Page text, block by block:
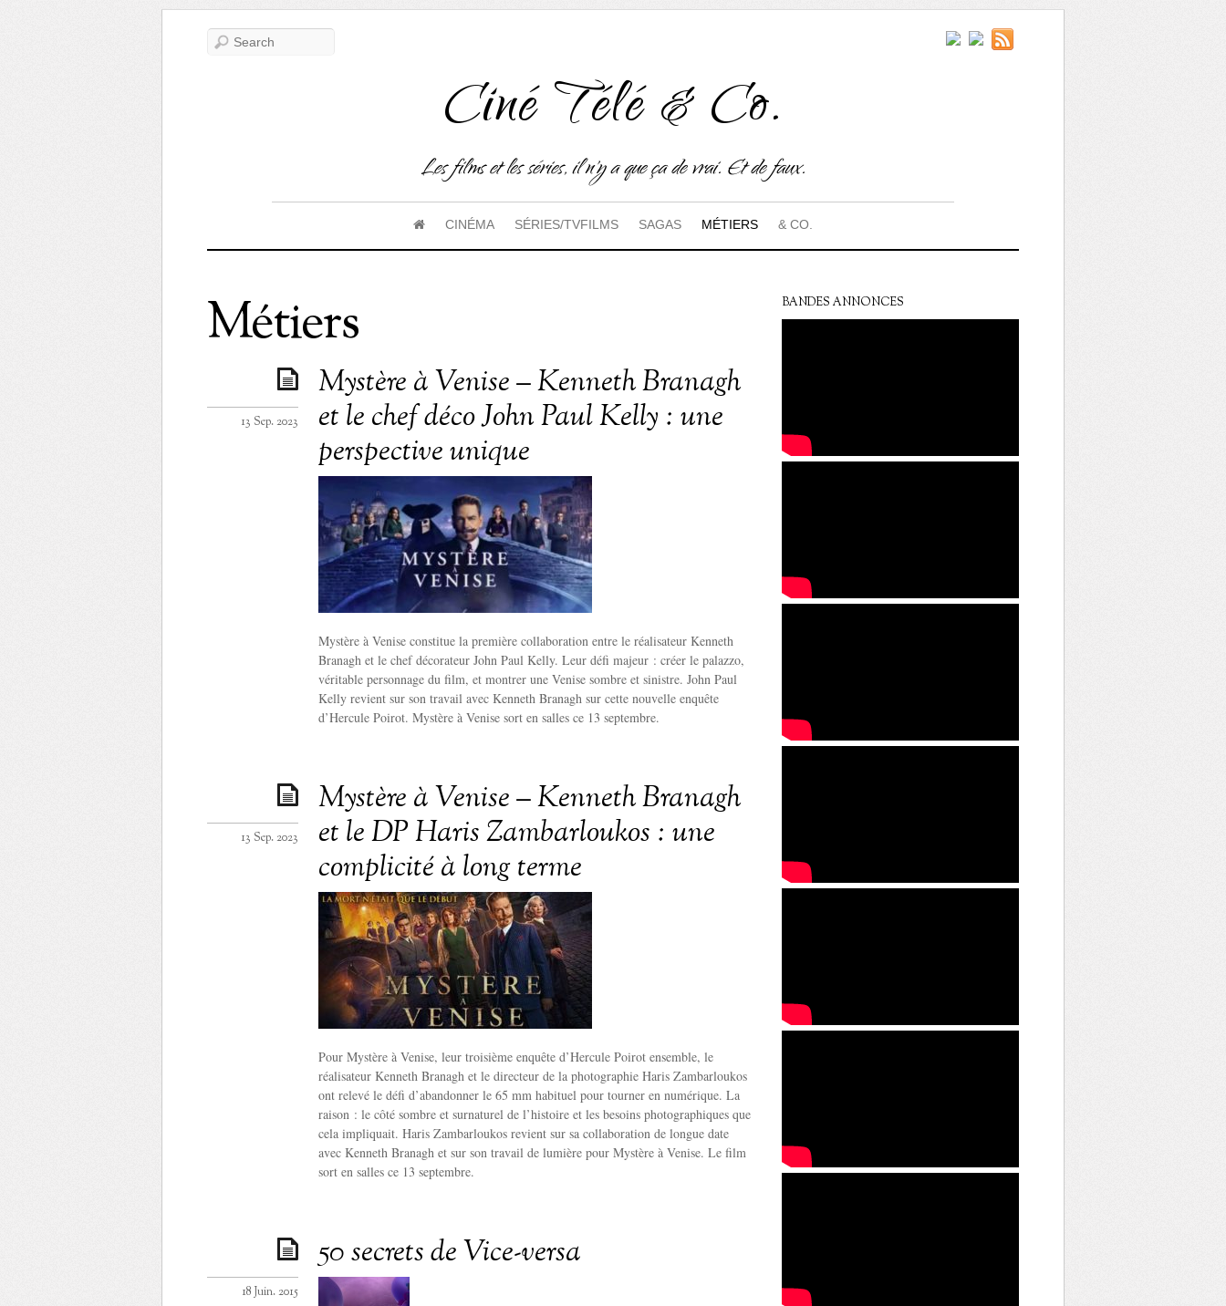
Ciné Télé & Co.
Les films et les séries, il n'y a que ça de vrai. Et de faux.
CINÉMA SÉRIES/TVFILMS SAGAS MÉTIERS & CO.
Métiers
Mystère à Venise – Kenneth Branagh
et le chef déco John Paul Kelly : une
perspective unique
13 Sep. 2023
Mystère à Venise constitue la première collaboration entre le réalisateur Kenneth
Branagh et le chef décorateur John Paul Kelly. Leur défi majeur : créer le palazzo,
véritable personnage du film, et montrer une Venise sombre et sinistre. John Paul
Kelly revient sur son travail avec Kenneth Branagh sur cette nouvelle enquête
d’Hercule Poirot. Mystère à Venise sort en salles ce 13 septembre.
Mystère à Venise – Kenneth Branagh
et le DP Haris Zambarloukos : une
complicité à long terme
13 Sep. 2023
Pour Mystère à Venise, leur troisième enquête d’Hercule Poirot ensemble, le
réalisateur Kenneth Branagh et le directeur de la photographie Haris Zambarloukos
ont relevé le défi d’abandonner le 65 mm habituel pour tourner en numérique. La
raison : le côté sombre et surnaturel de l’histoire et les besoins photographiques que
cela impliquait. Haris Zambarloukos revient sur sa collaboration de longue date
avec Kenneth Branagh et sur son travail de lumière pour Mystère à Venise. Le film
sort en salles ce 13 septembre.
50 secrets de Vice-versa
18 Juin. 2015
BANDES ANNONCES